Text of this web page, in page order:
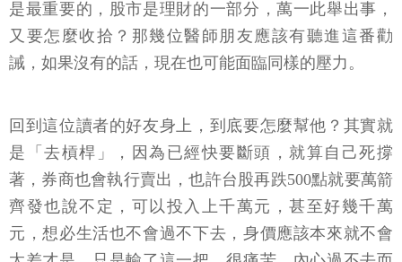
是最重要的，股市是理財的一部分，萬一此舉出事，
又要怎麼收拾？那幾位醫師朋友應該有聽進這番勸
誡，如果沒有的話，現在也可能面臨同樣的壓力。
回到這位讀者的好友身上，到底要怎麼幫他？其實就
是「去槓桿」，因為已經快要斷頭，就算自己死撐
著，券商也會執行賣出，也許台股再跌500點就要萬箭
齊發也說不定，可以投入上千萬元，甚至好幾千萬
元，想必生活也不會過不下去，身價應該本來就不會